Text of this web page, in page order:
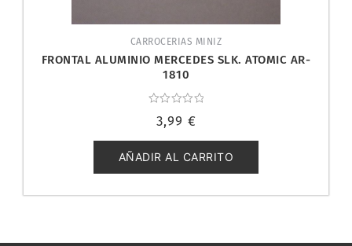
CARROCERIAS MINIZ
FRONTAL ALUMINIO MERCEDES SLK. ATOMIC AR-
1810
con
de
5
3,99 €
AÑADIR AL CARRITO